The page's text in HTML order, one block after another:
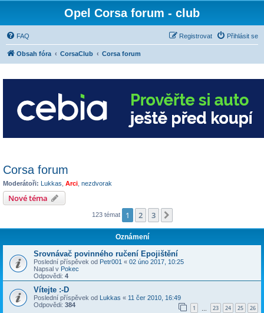
Opel Corsa forum - club
FAQ Přihlásit se
Registrovat
Obsah fóra CorsaClub Corsa forum
Corsa forum
Moderátoři: Lukkas Arci nezdvorak
Nové téma
123 témat 1 2 3
Oznámení
Srovnávač povinného ručení Epojištění
Poslední příspěvek od Petr001 « 02 úno 2017, 10:25
Napsal v Pokec
Odpovědi: 4
Vítejte :-D
Poslední příspěvek od Lukkas « 11 čer 2010, 16:49
Odpovědi: 384 1 23 24 25 26